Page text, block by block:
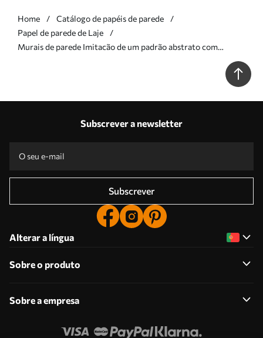
Home
Catálogo de papéis de parede
Papel de parede de Laje
Murais de parede Imitacão de um padrão abstrato com
textura de mármore em tons de rosa e amarelo Nr. w05632
Subscrever a newsletter
Subscrever
Alterar a língua
Sobre o produto
Sobre a empresa